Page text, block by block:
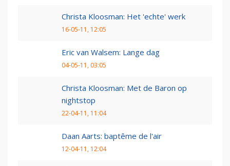
Christa Kloosman: Het 'echte' werk
16-05-11, 12:05
Eric van Walsem: Lange dag
04-05-11, 03:05
Christa Kloosman: Met de Baron op
nightstop
22-04-11, 11:04
Daan Aarts: baptême de l'air
12-04-11, 12:04